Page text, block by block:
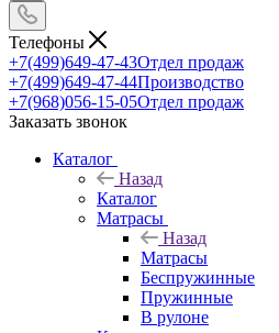
Телефоны
+7(499)649-47-43Отдел продаж
+7(499)649-47-44Производство
+7(968)056-15-05Отдел продаж
Заказать звонок
Каталог
Назад
Каталог
Матрасы
Назад
Матрасы
Беспружинные
Пружинные
В рулоне